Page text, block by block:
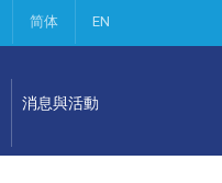
简体 EN
消息與活動